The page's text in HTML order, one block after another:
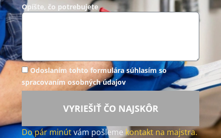
Opíšte, čo potrebujete
Odoslaním tohto formulára súhlasím so
spracovaním osobných údajov
VYRIEŠIŤ ČO NAJSKÔR
Do pár minútvám pošleme kontakt na majstra.